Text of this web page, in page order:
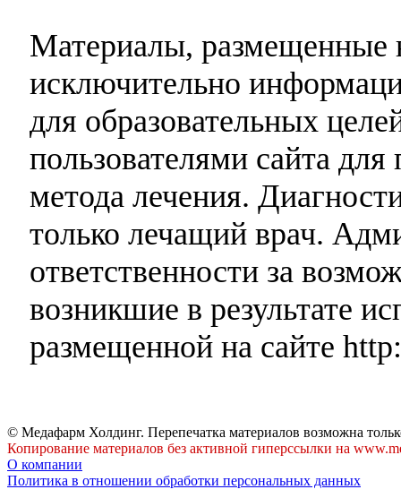
Материалы, размещенные
исключительно
для образовательных
пользователями сайта
метода лечения.
только лечащий врач.
ответственности за
возникшие в результате
размещенной на сайте
© Медафарм Холдинг. Перепечатка материалов возможна
Копирование материалов без активной гиперссылки на
О компании
Политика в отношении обработки персональных данных